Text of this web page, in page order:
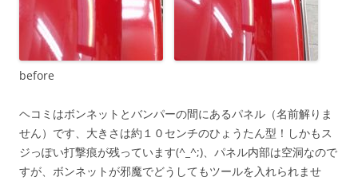
before
ヘコミはボンネットとバンパーの間にあるパネル（名前解りま
せん）です、大きさは約１０センチのひょうたん型！しかもス
ジっぽい打撃痕が残っています(^_^;)、パネル内部は空洞なので
すが、ボンネットが邪魔でどうしてもツールを入れられませ